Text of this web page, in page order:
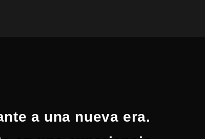
a una nueva era.